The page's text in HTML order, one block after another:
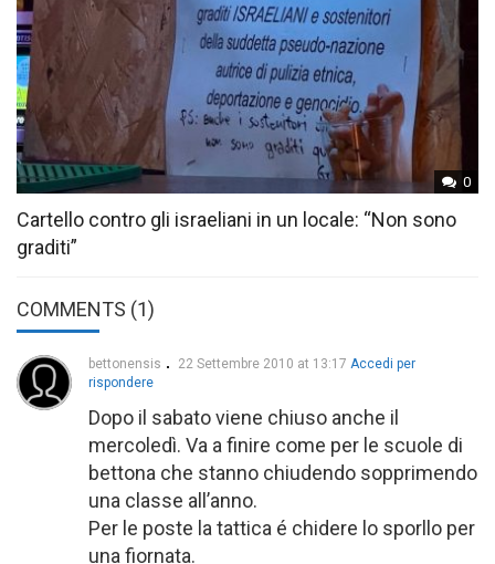
0
Cartello contro gli israeliani in un locale: “Non sono
graditi”
COMMENTS (1)
bettonensis 22 Settembre 2010 at 13:17 Accedi per
rispondere
Dopo il sabato viene chiuso anche il
mercoledì. Va a finire come per le scuole di
bettona che stanno chiudendo sopprimendo
una classe all’anno.
Per le poste la tattica é chidere lo sporllo per
una fiornata.